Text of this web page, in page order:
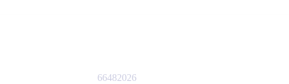
66482026